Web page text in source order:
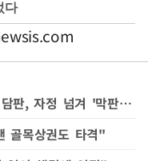
다
이제 '총파업 D-1'…삼성전자 최후 담판, 자정 넘겨 '막판 진통' 지속
골목상권도 타격"